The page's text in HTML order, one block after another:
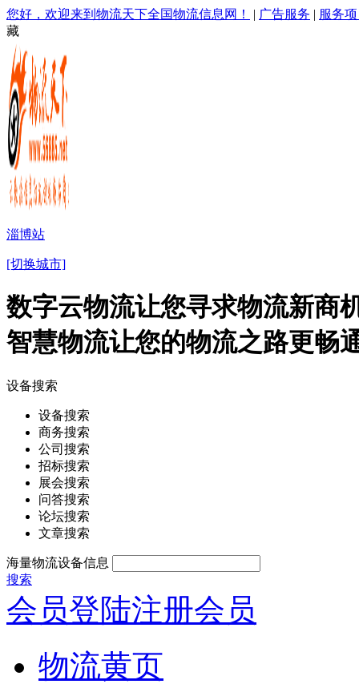
您好，欢迎来到物流天下全国物流信息网！ | 广告服务 | 服务
藏
淄博站
[切换城市]
数字云物流让您寻求物流新商
智慧物流让您的物流之路更畅
设备搜索
设备搜索
商务搜索
公司搜索
招标搜索
展会搜索
问答搜索
论坛搜索
文章搜索
海量物流设备信息
搜索
会员登陆注册会员
物流黄页